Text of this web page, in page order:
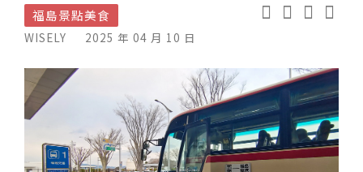
福島景點美食
WISELY 2025 年 04 月 10 日